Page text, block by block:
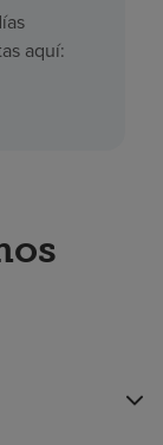
aquí: